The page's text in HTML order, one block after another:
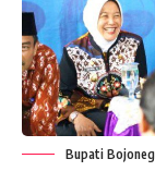
Bupati